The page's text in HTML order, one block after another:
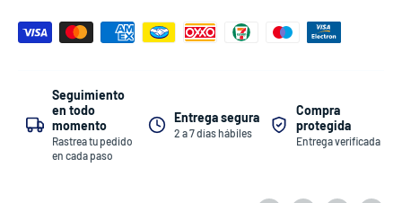
Seguimiento
en todo
momento
Rastrea tu pedido
en cada paso
Entrega segura
2 a 7 días hábiles
Compra
protegida
Entrega verificada